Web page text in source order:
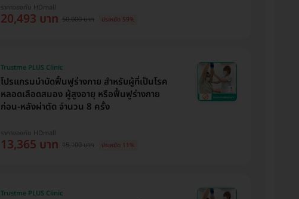
ราคาจองกับ HDmall
20,493 บาท 50,000 บาท ประหยัด 59%
โปรแกรมบำบัดฟื้นฟูร่างกาย สำหรับผู้ที่เป็นโรค
หลอดเลือดสมอง ผู้สูงอายุ หรือฟื้นฟูร่างกาย
ก่อน-หลังผ่าตัด จำนวน 8 ครั้ง
Trustme PLUS Clinic
ราคาจองกับ HDmall
13,365 บาท 15,100 บาท ประหยัด 11%
Trustme PLUS Clinic